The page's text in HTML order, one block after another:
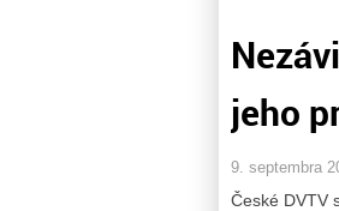
jeho
9. septembra
České DVTV